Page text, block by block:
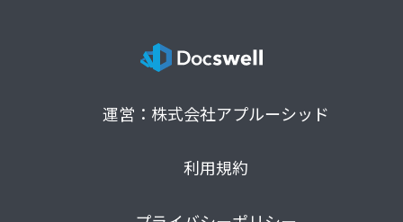
運営：株式会社アプルーシッド
利用規約